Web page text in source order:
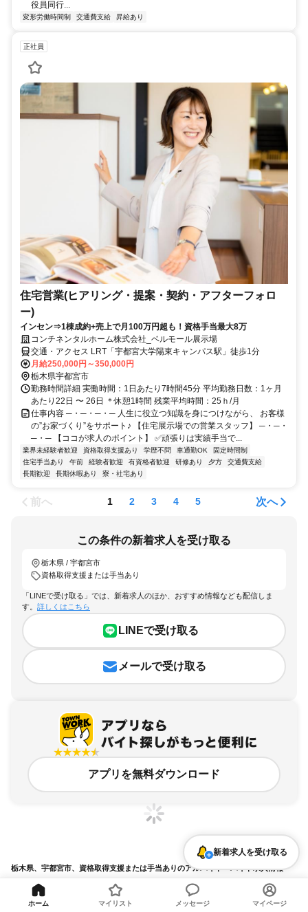
役員同行...
変形労働時間制 交通費支給 昇給あり
正社員
住宅営業(ヒアリング・提案・契約・アフターフォロ
ー)
インセン⇒1棟成約+売上で月100万円超も！資格手当最大8万
コンチネンタルホーム株式会社_ベルモール展示場
交通・アクセス LRT「宇都宮大学陽東キャンパス駅」徒歩1分
月給250,000円～350,000円
栃木県宇都宮市
勤務時間詳細 実働時間：1日あたり7時間45分 平均勤務日数：1ヶ月
あたり22日 〜 26日 ＊休憩1時間 残業平均時間：25ｈ/月
仕事内容 ─・─・─・─ 人生に役立つ知識を身につけながら、 お客様
の”お家づくり”をサポート♪ 【住宅展示場での営業スタッフ】 ─・─・
─・─ 【ココが求人のポイント】 ✅頑張りは実績手当で...
業界未経験者歓迎 資格取得支援あり 学歴不問 車通勤OK
固定時間制
住宅手当あり
午前 経験者歓迎 有資格者歓迎 研修あり 夕方
交通費支給
長期歓迎
長期休暇あり 寮・社宅あり
前へ 1 2 3 4 5 次へ
この条件の新着求人を受け取る
栃木県 / 宇都宮市
資格取得支援または手当あり
「LINEで受け取る」では、新着求人のほか、おすすめ情報なども配信しま
す。 詳しくはこちら
LINEで受け取る
メールで受け取る
アプリを無料ダウンロード
栃木県、宇都宮市、資格取得支援または手当ありのアルバイト・バイト求人情報
求人の詳細を表示
新着求人を受け取る
ホーム マイリスト メッセージ マイページ